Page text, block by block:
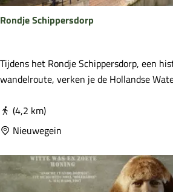
U
t
c
h
s
W
Rondje Schippersdorp
R
o
d
j
S
c
Tijdens het Rondje Schippersdorp, een
wandelroute, verken je de Hollandse
(4,2 km)
Nieuwegein